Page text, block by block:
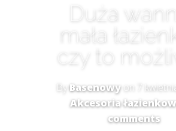
Duża
mała
czy to
ByBasenowyon 7
Akcesoria
comments